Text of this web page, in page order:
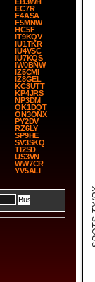
EC7R
F4ASA
F5MNW
HC5F
IT9KQV
IU1TKR
IU4VSC
IU7KQS
IW0BNW
IZ5CMI
IZ8GEL
KC3UTT
KP4JRS
NP3DM
OK1DQT
ON3ONX
PY2DV
RZ6LY
SP9HE
SV3SKQ
TI2SD
US3VN
WW7CR
YV5ALI